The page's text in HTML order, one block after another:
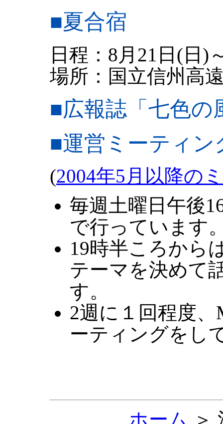
■夏合宿
日程：8月21日(日
場所：国立信州高
■広報誌「七色の
■運営ミーティン
(2004年5月以降の
毎週土曜日午後
で行っています
19時半ころから
テーマを決めて
す。
2週に１回程度
ーティングをし
ホーム ＞